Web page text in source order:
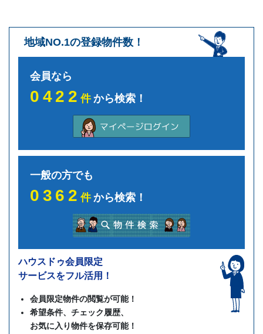
地域NO.1の登録物件数！
会員なら
0422件から検索！
一般の方でも
0362件から検索！
ハウスドゥ会員限定
サービスをフル活用！
会員限定物件の閲覧が可能！
希望条件、チェック履歴、
お気に入り物件を保存可能！